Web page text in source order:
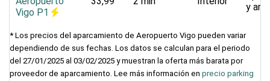
Vigo P1
y
* Los precios del aparcamiento de Aeropuerto Vigo pueden variar
dependiendo de sus fechas. Los datos se calculan para el periodo
del 27/01/2025 al 03/02/2025 y muestran la oferta más barata por
proveedor de aparcamiento. Lee más información en precio parking